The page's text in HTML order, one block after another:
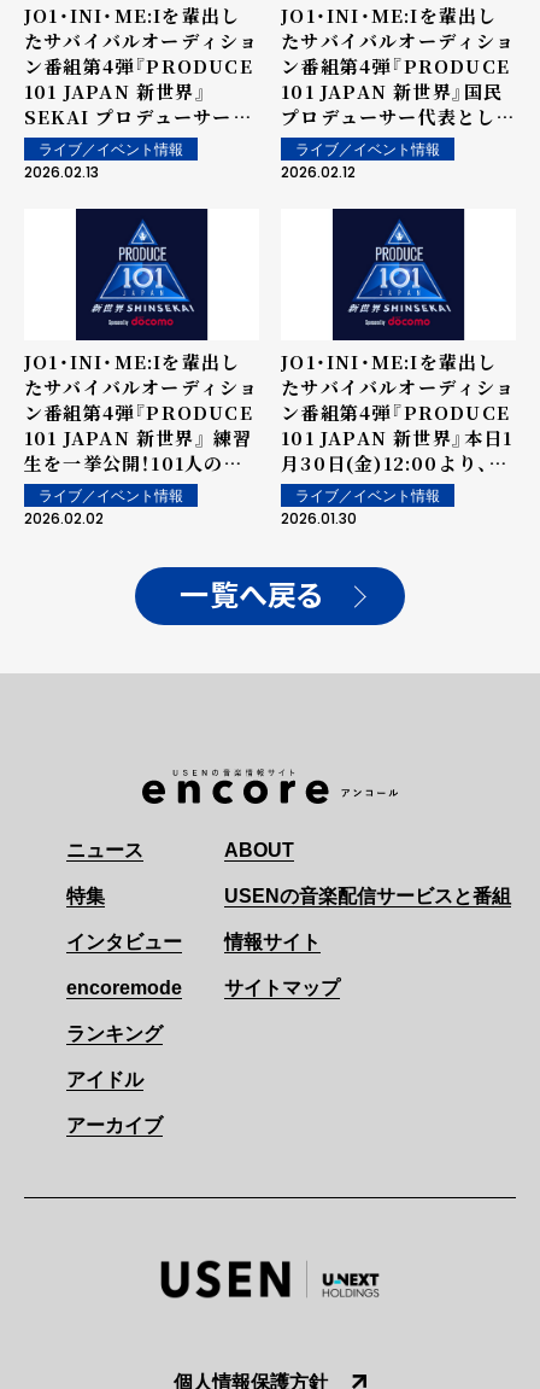
JO1・INI・ME:Iを輩出し
たサバイバルオーディショ
ン番組第4弾『PRODUCE
101 JAPAN 新世界』
SEKAI プロデューサー代
表として、チェ・スヨンの
参加が決定！
ライブ／イベント情報
2026.02.13
JO1・INI・ME:Iを輩出し
たサバイバルオーディショ
ン番組第4弾『PRODUCE
101 JAPAN 新世界』国民
プロデューサー代表とし
て、ディーン・フジオカの
参加が決定！
ライブ／イベント情報
2026.02.12
JO1・INI・ME:Iを輩出し
たサバイバルオーディショ
ン番組第4弾『PRODUCE
101 JAPAN 新世界』 練習
生を一挙公開！101人の練
習生を決定する「101
PASS」を実施
ライブ／イベント情報
2026.02.02
JO1・INI・ME:Iを輩出し
たサバイバルオーディショ
ン番組第4弾『PRODUCE
101 JAPAN 新世界』本日1
月30日(金)12:00より、練
習生を順次公開！
ライブ／イベント情報
2026.01.30
一覧へ戻る
ニュース
特集
インタビュー
encoremode
ランキング
アイドル
アーカイブ
ABOUT
USENの音楽配信サービスと番組
情報サイト
サイトマップ
個人情報保護方針